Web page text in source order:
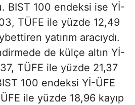
BIST 100 endeksi ise Yİ-
TÜFE ile yüzde 12,49
yatırım aracıydı.
de külçe altın Yİ-
TÜFE ile yüzde 21,37
100 endeksi Yİ-ÜFE
ile yüzde 18,96 kayıp